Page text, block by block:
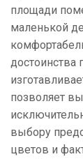
площади
маленькой
достоинства
позволяет
выбору
цветов и